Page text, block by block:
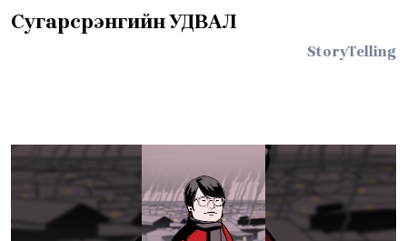
Сугарсүрэнгийн УДВАЛ
StoryTelling